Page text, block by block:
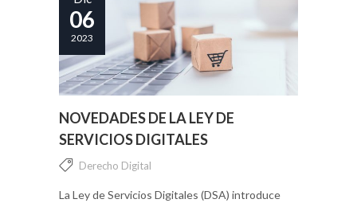
06
2023
NOVEDADES DE LA LEY DE
SERVICIOS DIGITALES
Derecho Digital
La Ley de Servicios Digitales (DSA) introduce